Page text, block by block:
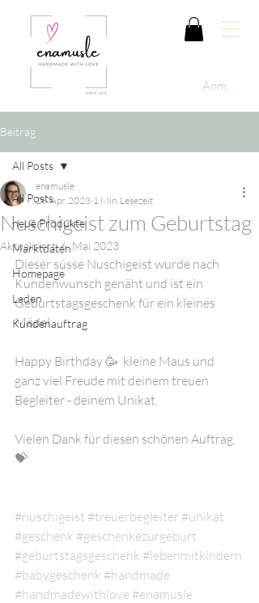
Anmelden
Beitrag
All Posts
neue Produkte
Marktdaten
Homepage
Laden
Kundenauftrag
All Posts
Nuschigeist zum Geburtstag
enamusle
26. Apr. 2023 1 Min. Lesezeit
Aktualisiert:6. Mai 2023
Dieser süsse Nuschigeist wurde nach
Kundenwunsch genäht und ist ein
Geburtstagsgeschenk für ein kleines
Mädel.
Happy Birthday 🥳  kleine Maus und
ganz viel Freude mit deinem treuen
Begleiter - deinem Unikat.
Vielen Dank für diesen schönen Auftrag.
💝
#nuschigeist #treuerbegleiter #unikat
#geschenk #geschenkezurgeburt
#geburtstagsgeschenk #lebenmitkindern
#babygeschenk #handmade
#handmadewithlove #enamusle